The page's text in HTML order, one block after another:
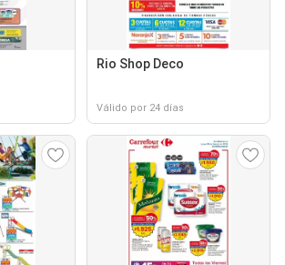
Rio Shop Deco
Válido por 24 días